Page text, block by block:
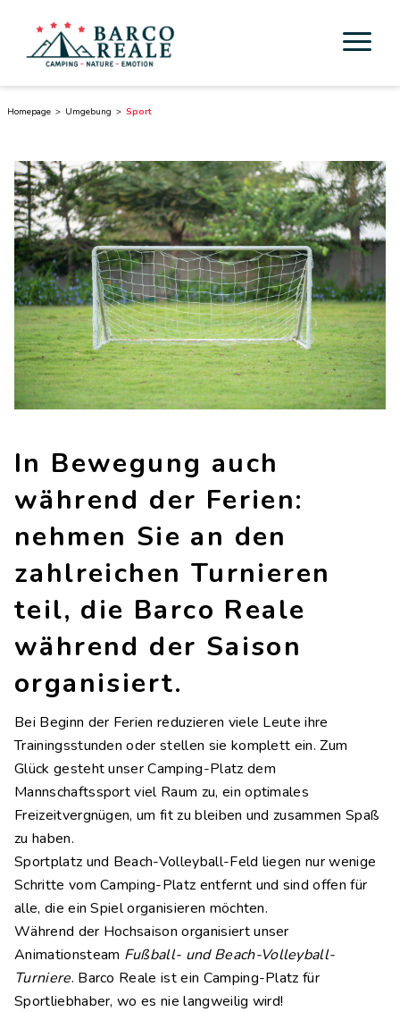
Dienstleistungen
Aktivität
Esperienze
Cicloturismo
Umgebung
Toskana entdecken
Kontakte
LINGUE
Homepage Umgebung Sport
In Bewegung auch
während der Ferien:
nehmen Sie an den
zahlreichen Turnieren
teil, die Barco Reale
während der Saison
organisiert.
Bei Beginn der Ferien reduzieren viele Leute ihre
Trainingsstunden oder stellen sie komplett ein. Zum
Glück gesteht unser Camping-Platz dem
Mannschaftssport viel Raum zu, ein optimales
Freizeitvergnügen, um fit zu bleiben und zusammen Spaß
zu haben.
Sportplatz und Beach-Volleyball-Feld liegen nur wenige
Schritte vom Camping-Platz entfernt und sind offen für
alle, die ein Spiel organisieren möchten.
Während der Hochsaison organisiert unser
Animationsteam Fußball- und Beach-Volleyball-
Turniere. Barco Reale ist ein Camping-Platz für
Sportliebhaber, wo es nie langweilig wird!